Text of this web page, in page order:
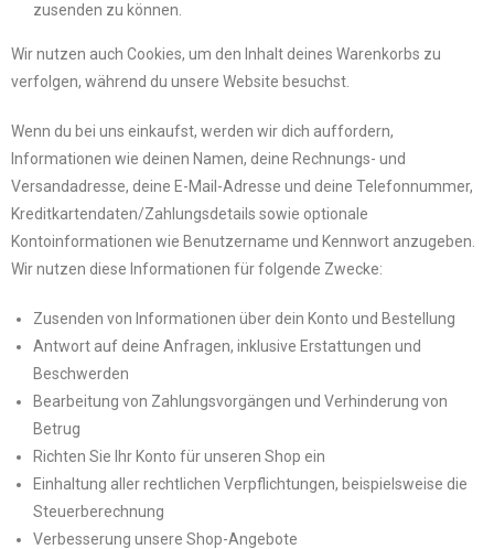
zusenden zu können.
Wir nutzen auch Cookies, um den Inhalt deines Warenkorbs zu
verfolgen, während du unsere Website besuchst.
Wenn du bei uns einkaufst, werden wir dich auffordern,
Informationen wie deinen Namen, deine Rechnungs- und
Versandadresse, deine E-Mail-Adresse und deine Telefonnummer,
Kreditkartendaten/Zahlungsdetails sowie optionale
Kontoinformationen wie Benutzername und Kennwort anzugeben.
Wir nutzen diese Informationen für folgende Zwecke:
Zusenden von Informationen über dein Konto und Bestellung
Antwort auf deine Anfragen, inklusive Erstattungen und
Beschwerden
Bearbeitung von Zahlungsvorgängen und Verhinderung von
Betrug
Richten Sie Ihr Konto für unseren Shop ein
Einhaltung aller rechtlichen Verpflichtungen, beispielsweise die
Steuerberechnung
Verbesserung unsere Shop-Angebote